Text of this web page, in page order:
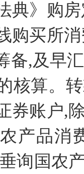
典》购
购买所
备,及早
核算。
券账户,
产品消
询国农